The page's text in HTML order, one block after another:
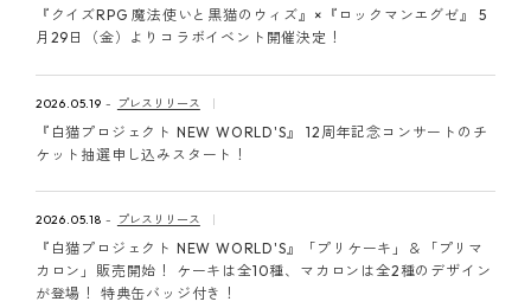
『クイズRPG 魔法使いと黒猫のウィズ』×『ロックマンエグゼ』 5
月29日（金）よりコラボイベント開催決定！
2026.05.19 プレスリリース
『白猫プロジェクト NEW WORLD'S』 12周年記念コンサートのチ
ケット抽選申し込みスタート！
2026.05.18 プレスリリース
『白猫プロジェクト NEW WORLD'S』「プリケーキ」＆「プリマ
カロン」販売開始！ ケーキは全10種、マカロンは全2種のデザイン
が登場！ 特典缶バッジ付き！